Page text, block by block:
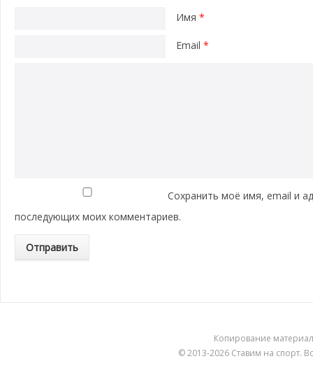
Имя *
Email *
Сохранить моё имя, email и
последующих моих комментариев.
Копирование
© 2013-2026 Ставим на спорт.